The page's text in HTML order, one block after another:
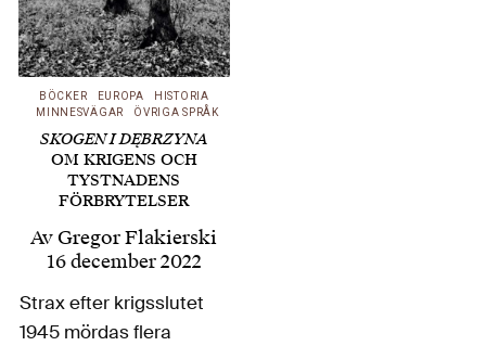
teolog och inte minst
pedagog, som…
BÖCKER EUROPA
HISTORIA
MINNESVÄGAR
ÖVRIGA SPRÅK
SKOGEN I DĘBRZYNA
OM KRIGENS OCH
TYSTNADENS
FÖRBRYTELSER
AvGregor Flakierski
16 december 2022
Strax efter krigsslutet
1945 mördas flera